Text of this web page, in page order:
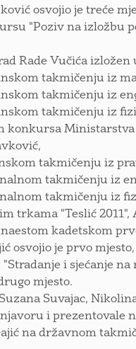
osvojio je treće
"Poziv na izložbu
Rade Vučića
takmičenju iz
takmičenju iz
takmičenju iz
konkursa
takmičenju iz
takmičenju iz
takmičenju iz
trkama "Teslić
kadetskom
osvojio je prvo mjesto,
"Stradanje i sjećanje
mjesto.
Suvajac,
i prezentovale
na državnom